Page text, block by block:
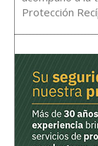
Protección